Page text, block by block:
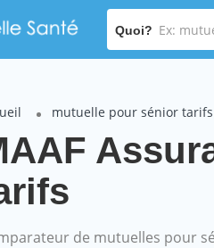
Quoi?
mutuelle pour sénior tarifs
de mutuelles pour